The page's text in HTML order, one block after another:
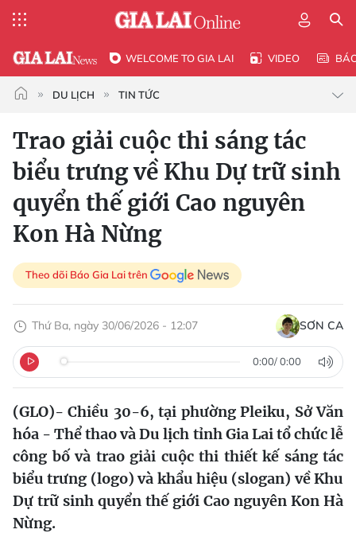
WELCOME TO GIA LAI VIDEO
DU LỊCH TIN TỨC
Trao giải cuộc thi sáng tác
biểu trưng về Khu Dự trữ sinh
quyển thế giới Cao nguyên
Kon Hà Nừng
Theo dõi Báo Gia Lai trên
Thứ Ba, ngày 30/06/2026 - 12:07 SƠN CA
0:00/0:00
(GLO)- Chiều 30-6, tại phường Pleiku, Sở Văn
hóa - Thể thao và Du lịch tỉnh Gia Lai tổ chức lễ
công bố và trao giải cuộc thi thiết kế sáng tác
biểu trưng (logo) và khẩu hiệu (slogan) về Khu
Dự trữ sinh quyển thế giới Cao nguyên Kon Hà
Nừng.